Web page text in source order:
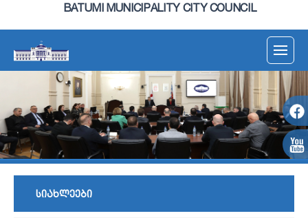
BATUMI MUNICIPALITY CITY COUNCIL
სიახლეები